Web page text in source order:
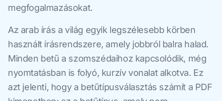
megfogalmazásokat.
Az arab írás a világ egyik legszélesebb körben
használt írásrendszere, amely jobbról balra halad.
Minden betű a szomszédaihoz kapcsolódik, még
nyomtatásban is folyó, kurzív vonalat alkotva. Ez
azt jelenti, hogy a betűtípusválasztás számít a PDF